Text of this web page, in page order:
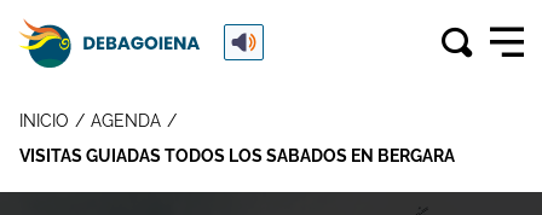
INICIO
AGENDA
VISITAS GUIADAS TODOS LOS SABADOS EN BERGARA